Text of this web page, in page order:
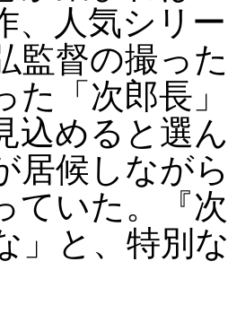
、人気シリ
監督の撮っ
た「次郎長
込めると選
居候しなが
ていた。『
」と、特別